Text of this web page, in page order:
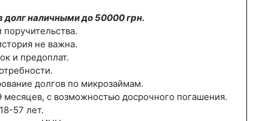
долг наличными до 50000 грн.
не важна.
и предоплат.
долгов по микрозаймам.
с возможностью досрочного погашения.
57 лет.